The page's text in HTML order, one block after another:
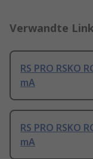
Verwandte
RS PRO RSKO
mA
RS PRO RSKO
mA